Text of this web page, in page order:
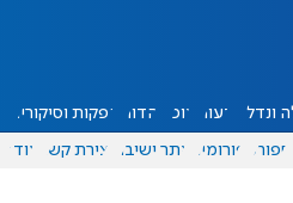
ונדל"ן דעות אוכל יהדות הפקות וסיקורים
ספורט פורומים אתר ישיבה יצירת קשר עוד